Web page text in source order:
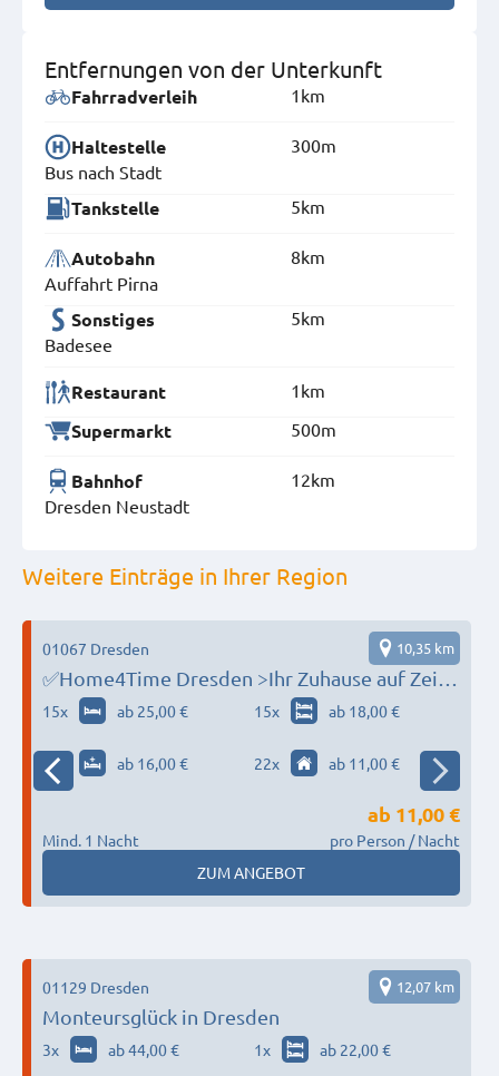
Entfernungen von der Unterkunft
Fahrradverleih 1km
Haltestelle
Bus nach Stadt
300m
Tankstelle 5km
Autobahn
Auffahrt Pirna
8km
Sonstiges
Badesee
5km
Restaurant 1km
Supermarkt 500m
Bahnhof
Dresden Neustadt
12km
Weitere Einträge in Ihrer Region
✅Home4Time Dresden >Ihr Zuhause auf Zeit
✋‼️
01067 Dresden 10,35 km
15x ab 25,00 € 15x ab 18,00 €
18 ab 16,00 € 22x ab 11,00 €
Mind. 1 Nacht
ab 11,00 €
pro Person / Nacht
ZUM ANGEBOT
Monteursglück in Dresden
01129 Dresden 12,07 km
3x ab 44,00 € 1x ab 22,00 €